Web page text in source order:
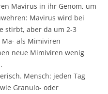
Mavirus in ihr Genom, um
Mavirus wird bei
stirbt, aber da um 2-3
als Mimiviren
neue Mimiviren wenig
Mensch: jeden Tag
Granulo- oder